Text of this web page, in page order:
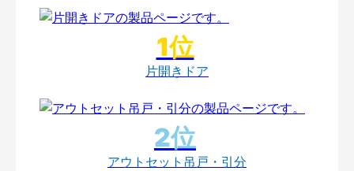
片開きドア
アウトセット吊戸・引分